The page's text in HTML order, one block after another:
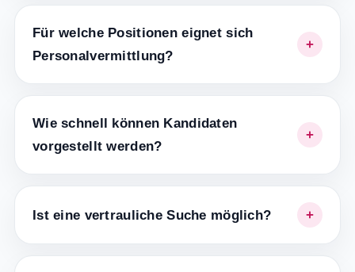
Für welche Positionen eignet sich
Personalvermittlung?
Wie schnell können Kandidaten
vorgestellt werden?
Ist eine vertrauliche Suche möglich?